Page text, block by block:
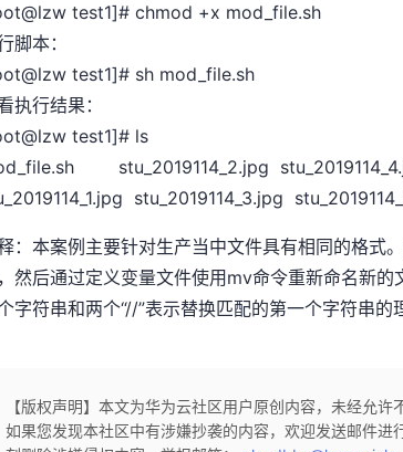
test1]# chmod +x mod_file.sh
脚本：
test1]# sh mod_file.sh
执行结果：
test1]# ls
stu_2019114_2.jpg
stu_2019114_3.jpg
：本案例主要针对生产当中文件具有相同的格式
然后通过定义变量文件使用mv命令重新命名新的
字符串和两个“//”表示替换匹配的第一个字符串的
【版权声明】本文为华为云社区用户原创内容，未经允
如果您发现本社区中有涉嫌抄袭的内容，欢迎发送邮件